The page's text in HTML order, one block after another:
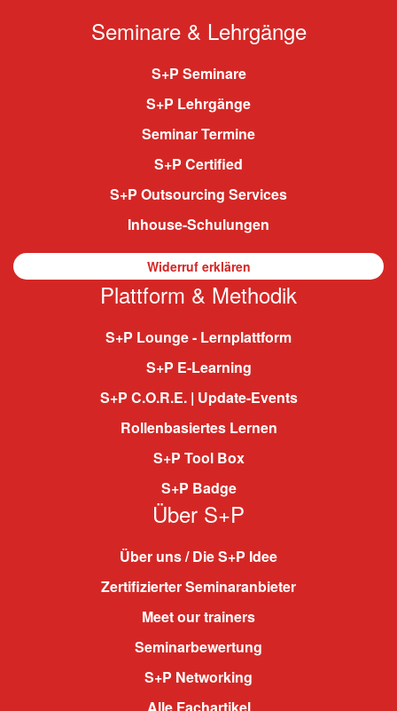
Seminare & Lehrgänge
S+P Seminare
S+P Lehrgänge
Seminar Termine
S+P Certified
S+P Outsourcing Services
Inhouse-Schulungen
Widerruf erklären
Plattform & Methodik
S+P Lounge - Lernplattform
S+P E-Learning
S+P C.O.R.E. | Update-Events
Rollenbasiertes Lernen
S+P Tool Box
S+P Badge
Über S+P
Über uns / Die S+P Idee
Zertifizierter Seminaranbieter
Meet our trainers
Seminarbewertung
S+P Networking